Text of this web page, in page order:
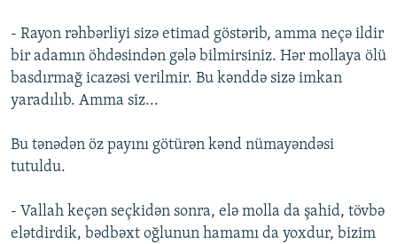
- Rayon rəhbərliyi sizə etimad göstərib, amma neçə ildir
bir adamın öhdəsindən gələ bilmirsiniz. Hər mollaya ölü
basdırmağ icazəsi verilmir. Bu kənddə sizə imkan
yaradılıb. Amma siz...
Bu tənədən öz payını götürən kənd nümayəndəsi
tutuldu.
- Vallah keçən seçkidən sonra, elə molla da şahid, tövbə
elətdirdik, bədbəxt oğlunun hamamı da yoxdur, bizim